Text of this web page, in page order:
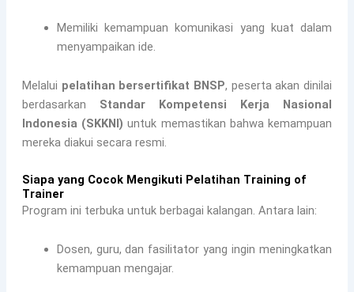
Memiliki kemampuan komunikasi yang kuat dalam
menyampaikan ide.
Melalui pelatihan bersertifikat BNSP, peserta akan dinilai
berdasarkan Standar Kompetensi Kerja Nasional
Indonesia (SKKNI) untuk memastikan bahwa kemampuan
mereka diakui secara resmi.
Siapa yang Cocok Mengikuti Pelatihan Training of
Trainer
Program ini terbuka untuk berbagai kalangan. Antara lain:
Dosen, guru, dan fasilitator yang ingin meningkatkan
kemampuan mengajar.